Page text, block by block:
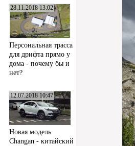
28.11.2018 13:02
Персональная трасса
для дрифта прямо у
дома - почему бы и
нет?
12.07.2018 10:47
Новая модель
Changan - китайский